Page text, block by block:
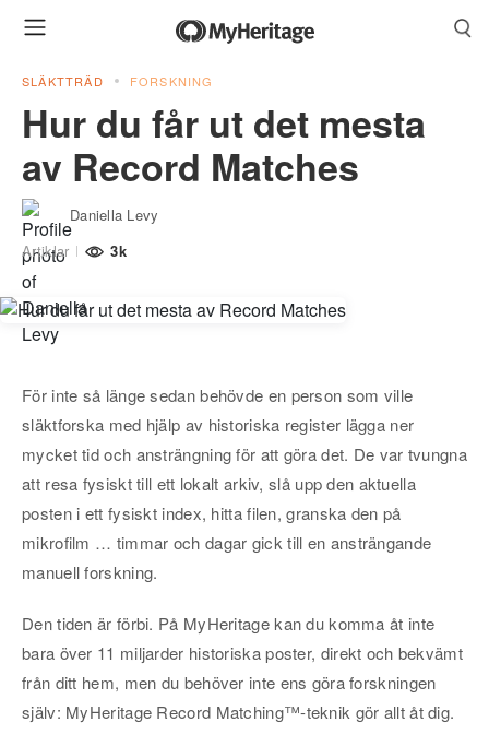
SLÄKTTRÄD FORSKNING
Hur du får ut det mesta
av Record Matches
Daniella Levy
Artiklar
3k
För inte så länge sedan behövde en person som ville
släktforska med hjälp av historiska register lägga ner
mycket tid och ansträngning för att göra det. De var tvungna
att resa fysiskt till ett lokalt arkiv, slå upp den aktuella
posten i ett fysiskt index, hitta filen, granska den på
mikrofilm … timmar och dagar gick till en ansträngande
manuell forskning.
Den tiden är förbi. På MyHeritage kan du komma åt inte
bara över 11 miljarder historiska poster, direkt och bekvämt
från ditt hem, men du behöver inte ens göra forskningen
själv: MyHeritage Record Matching™-teknik gör allt åt dig.